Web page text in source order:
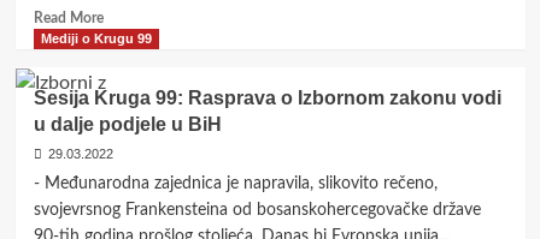
je
ljudski
i
“anti-
Božiji”
Read MoreRead
more
“Krug
99’
–
Sarajevo
grad
Mediji o Krugu 99
Sesija Kruga 99: Rasprava o Izbornom zakonu vodi
u dalje podjele u BiH
29.03.2022
- Međunarodna zajednica je napravila, slikovito rečeno,
svojevrsnog Frankensteina od bosanskohercegovačke države